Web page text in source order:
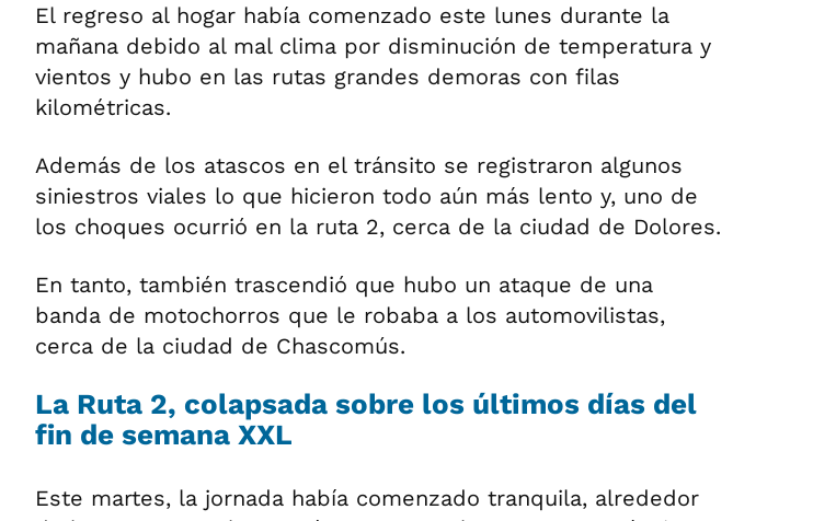
El regreso al hogar había comenzado este lunes durante la
mañana debido al mal clima por disminución de temperatura y
vientos y hubo en las rutas grandes demoras con filas
kilométricas.
Además de los atascos en el tránsito se registraron algunos
siniestros viales lo que hicieron todo aún más lento y, uno de
los choques ocurrió en la ruta 2, cerca de la ciudad de Dolores.
En tanto, también trascendió que hubo un ataque de una
banda de motochorros que le robaba a los automovilistas,
cerca de la ciudad de Chascomús.
La Ruta 2, colapsada sobre los últimos días del
fin de semana XXL
Este martes, la jornada había comenzado tranquila, alrededor